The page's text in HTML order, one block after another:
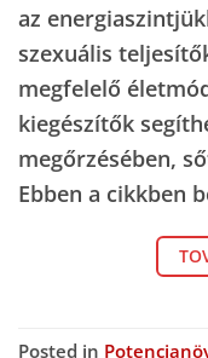
az
szexuális
megfelelő
kiegészítők
megőrzésében,
Ebben a cikkben
Posted in